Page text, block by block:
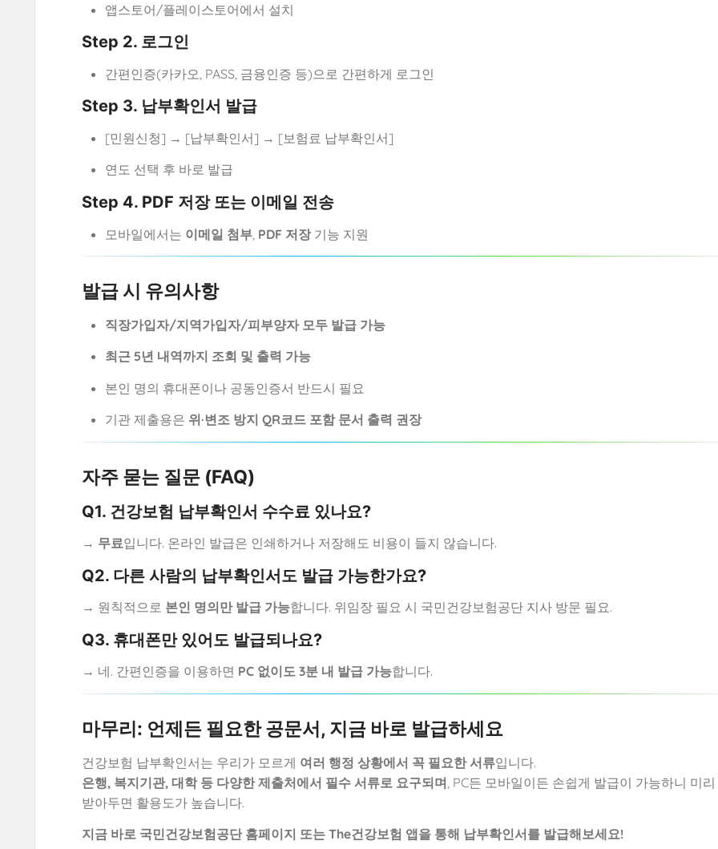
앱스토어/플레이스토어에서 설치
Step 2. 로그인
간편인증(카카오, PASS, 금융인증 등)으로 간편하게 로그인
Step 3. 납부확인서 발급
[민원신청] → [납부확인서] → [보험료 납부확인서]
연도 선택 후 바로 발급
Step 4. PDF 저장 또는 이메일 전송
모바일에서는 이메일 첨부 PDF 저장기능 지원
발급 시 유의사항
직장가입자/지역가입자/피부양자 모두 발급 가능
최근 5년 내역까지 조회 및 출력 가능
본인 명의 휴대폰이나 공동인증서 반드시 필요
기관 제출용은 위·변조 방지 QR코드 포함 문서 출력 권장
자주 묻는 질문 (FAQ)
Q1. 건강보험 납부확인서 수수료 있나요?
→ 무료입니다. 온라인 발급은 인쇄하거나 저장해도 비용이 들지 않습니다.
Q2. 다른 사람의 납부확인서도 발급 가능한가요?
→ 원칙적으로 본인 명의만 발급 가능합니다. 위임장 필요 시 국민건강보험공단 지사 방문 필요.
Q3. 휴대폰만 있어도 발급되나요?
→ 네. 간편인증을 이용하면 PC 없이도 3분 내 발급 가능합니다.
마무리: 언제든 필요한 공문서, 지금 바로 발급하세요
건강보험 납부확인서는 우리가 모르게 여러 행정 상황에서 꼭 필요한 서류입니다.
은행, 복지기관, 대학 등 다양한 제출처에서 필수 서류로 요구되며 , PC든 모바일이든 손쉽게 발급이 가능하니 미리
받아두면 활용도가 높습니다.
지금 바로 국민건강보험공단 홈페이지 또는 The건강보험 앱을 통해 납부확인서를 발급해보세요!